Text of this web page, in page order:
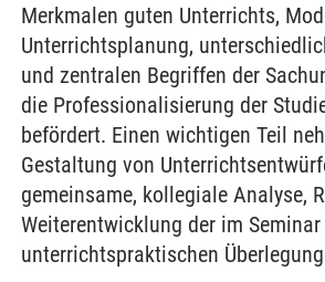
Merkmalen guten Unterrichts,
Unterrichtsplanung,
und zentralen Begriffen der
die Professionalisierung der
befördert. Einen wichtigen Teil
Gestaltung von
gemeinsame, kollegiale Analyse,
Weiterentwicklung der im
unterrichtspraktischen